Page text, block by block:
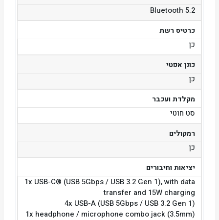
Bluetooth 5.2
כרטיס רשת
כן
כונן אפטי
כן
מקלדת ועכבר
סט חוטי
רמקולים
כן
יציאות וחיבורים
1x USB-C® (USB 5Gbps / USB 3.2 Gen 1), with data
transfer and 15W charging
4x USB-A (USB 5Gbps / USB 3.2 Gen 1)
1x headphone / microphone combo jack (3.5mm)